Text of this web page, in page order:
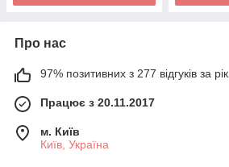
Про нас
97% позитивних з 277 відгуків за рік
Працює з 20.11.2017
м. Київ
Київ, Україна